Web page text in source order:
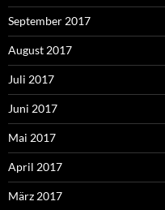
September 2017
August 2017
Juli 2017
Juni 2017
Mai 2017
April 2017
März 2017